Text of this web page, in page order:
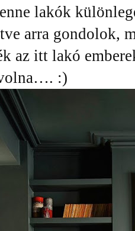
lakók
arra gondolok,
az itt lakó
:)